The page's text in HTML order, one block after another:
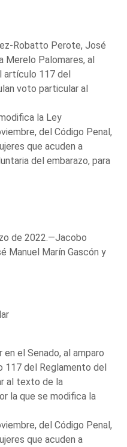
Robatto Perote, José
Merelo Palomares, al
artículo 117 del
voto particular al
la Ley
del Código Penal,
que acuden a
del embarazo, para
de 2022.—Jacobo
Manuel Marín Gascón y
en el Senado, al amparo
117 del Reglamento del
al texto de la
la que se modifica la
del Código Penal,
que acuden a